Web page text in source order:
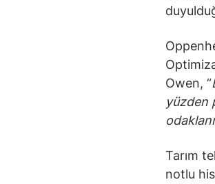
Owen, “
yüzden
Tarım
notlu